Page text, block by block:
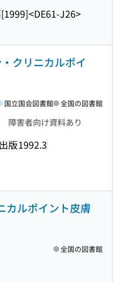
[1999]<DE61-J26>
クリニカルポイ
障害者向け資料あり
版1992.3
国立国会図書館 全国の図書館
カルポイント皮膚
全国の図書館